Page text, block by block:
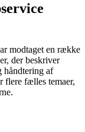
modtaget en række
der beskriver
håndtering af
flere fælles temaer,